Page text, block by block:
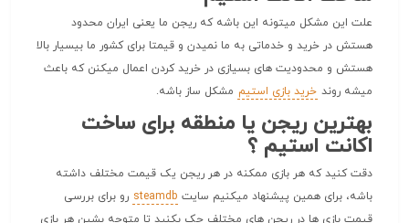
علت این مشکل میتونه این باشه که ریجن ما یعنی ایران محدود
هستش در خرید و خدماتی به ما نمیدن و قیمتا برای کشور ما بیسیار بالا
هستش و محدودیت های بسیازی در خرید کردن اعمال میکنن که باعث
میشه روند خرید بازی استیم مشکل ساز باشه.
بهترین ریجن یا منطقه برای ساخت
اکانت استیم ؟
دقت کنید که هر بازی ممکنه در هر ریجن یک قیمت مختلف داشته
باشه، برای همین پیشنهاد میکنیم سایت steamdb رو برای بررسی
قیمت بازی ها در ریجن های مختلف چک بکنید تا متوجه بشین هر بازی